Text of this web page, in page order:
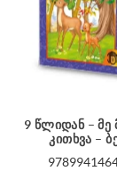
9 წლიდან – მე
კითხვა –